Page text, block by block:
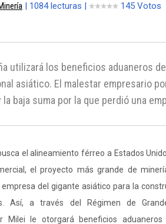
| 1084 lecturas | 145 Votos
utilizará los beneficios aduaneros
asiático. El malestar empresario
baja suma por la que perdió una
el alineamiento férreo a Estados
el proyecto más grande de
del gigante asiático para la
Así, a través del Régimen de
Milei le otorgará beneficios